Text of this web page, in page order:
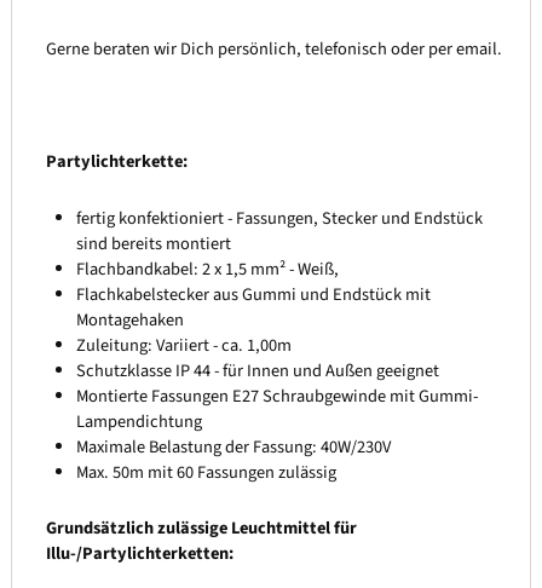
Gerne beraten wir Dich persönlich, telefonisch oder per email.
Partylichterkette:
fertig konfektioniert - Fassungen, Stecker und Endstück
sind bereits montiert
Flachbandkabel: 2 x 1,5 mm² - Weiß,
Flachkabelstecker aus Gummi und Endstück mit
Montagehaken
Zuleitung: Variiert - ca. 1,00m
Schutzklasse IP 44 - für Innen und Außen geeignet
Montierte Fassungen E27 Schraubgewinde mit Gummi-
Lampendichtung
Maximale Belastung der Fassung: 40W/230V
Max. 50m mit 60 Fassungen zulässig
Grundsätzlich zulässige Leuchtmittel für
Illu-/Partylichterketten: